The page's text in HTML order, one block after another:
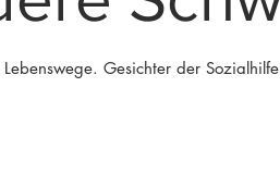
Gesichter der